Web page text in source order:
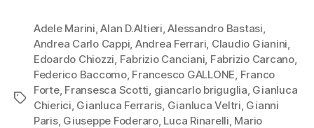
Tag
Adele Marini ,Alan D.Altieri ,Alessandro Bastasi
Andrea Carlo Cappi Andrea Ferrari Claudio Gianini
Edoardo Chiozzi Fabrizio Canciani Fabrizio Carcano,
Federico Baccomo, Francesco GALLONE Franco
Forte, Fransesca Scotti giancarlo briguglia Gianluca
Chierici Gianluca Ferraris Gianluca Veltri Gianni
Paris, Giuseppe Foderaro, Luca Rinarelli Mario